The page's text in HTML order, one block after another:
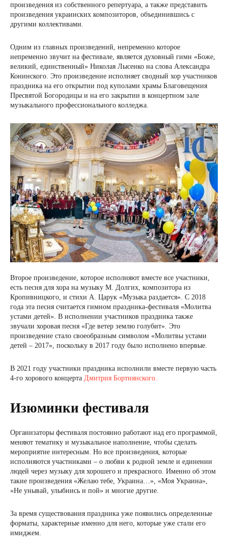
произведения из собственного репертуара, а также представить
произведения украинских композиторов, объединившись с
другими коллективами.
Одним из главных произведений, непременно которое
непременно звучит на фестивале, является духовный гимн «Боже,
великий, единственный» Николая Лысенко на слова Александра
Конинского. Это произведение исполняет сводный хор участников
праздника на его открытии под куполами храмы Благовещения
Пресвятой Богородицы и на его закрытии в концертном зале
музыкального профессионального колледжа.
Второе произведение, которое исполняют вместе все участники,
есть песня для хора на музыку М. Долгих, композитора из
Кропивницкого, и стихи А. Царук «Музыка раздается». С 2018
года эта песня считается гимном праздника-фестиваля «Молитва
устами детей». В исполнении участников праздника также
звучали хоровая песня «Где ветер землю голубит». Это
произведение стало своеобразным символом «Молитвы устами
детей – 2017», поскольку в 2017 году было исполнено впервые.
В 2021 году участники праздника исполнили вместе первую часть
4-го хорового концерта Дмитрия Бортнянского.
Изюминки фестиваля
Организаторы фестиваля постоянно работают над его программой,
меняют тематику и музыкальное наполнение, чтобы сделать
мероприятие интересным. Но все произведения, которые
исполняются участниками – о любви к родной земле и единении
людей через музыку для хорошего и прекрасного. Именно об этом
такие произведения «Желаю тебе, Украина…», «Моя Украина»,
«Не унывай, улыбнись и пой» и многие другие.
За время существования праздника уже появились определенные
форматы, характерные именно для него, которые уже стали его
имиджем.